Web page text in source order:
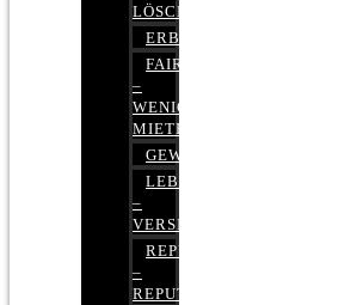
LÖSCHEN
ERBRECHT
FAIRMIETEN
–
WENIGER
MIETE
GEWERBERECHT
LEBENSVERSICHERUNG
–
VERSICHERUNGSRECHT
REPUTATIONSRECHT
–
REPUTATIONSMANAGEMENT